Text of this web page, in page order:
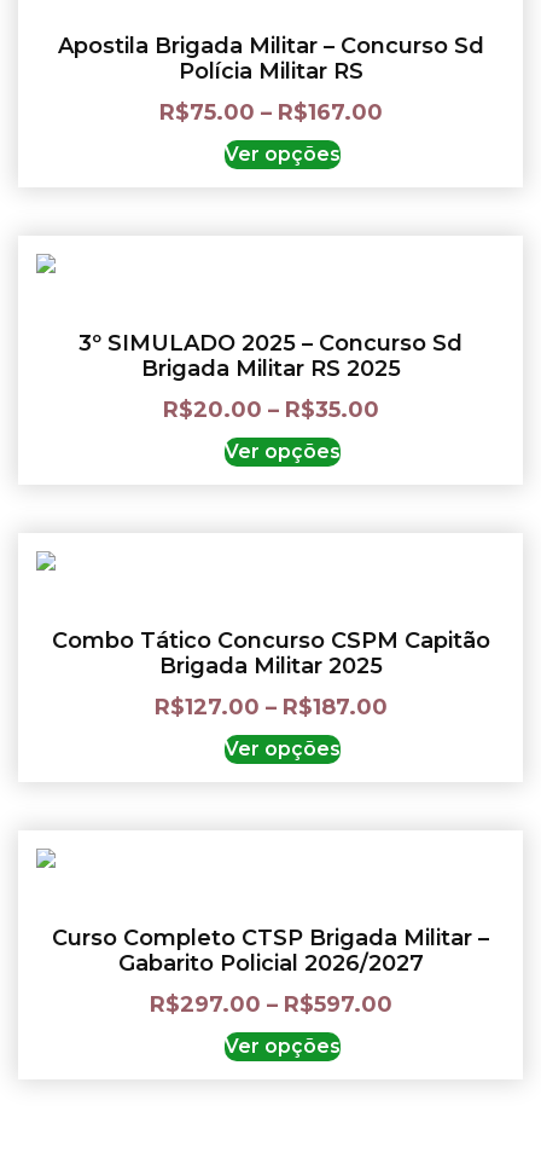
Apostila Brigada Militar – Concurso Sd
Polícia Militar RS
R$75.00 – R$167.00
Ver opções
3º SIMULADO 2025 – Concurso Sd
Brigada Militar RS 2025
R$20.00 – R$35.00
Ver opções
Combo Tático Concurso CSPM Capitão
Brigada Militar 2025
R$127.00 – R$187.00
Ver opções
Curso Completo CTSP Brigada Militar –
Gabarito Policial 2026/2027
R$297.00 – R$597.00
Ver opções